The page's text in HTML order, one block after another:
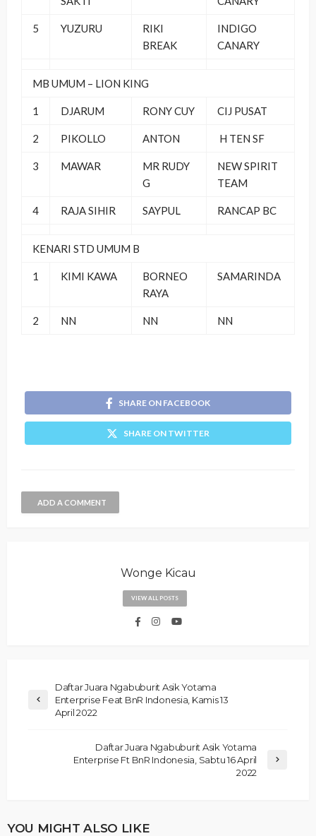
5 YUZURU
RIKI
BREAK
INDIGO
CANARY
MB UMUM – LION KING
1 DJARUM RONY CUY CIJ PUSAT
2 PIKOLLO ANTON H TEN SF
3 MAWAR
MR RUDY
G
NEW SPIRIT
TEAM
4 RAJA SIHIR SAYPUL RANCAP BC
KENARI STD UMUM B
1 KIMI KAWA
BORNEO
RAYA
SAMARINDA
2 NN NN NN
SHARE ON FACEBOOK
SHARE ON TWITTER
ADD A COMMENT
Wonge Kicau
VIEW ALL POSTS
Daftar Juara Ngabuburit Asik Yotama
Enterprise Feat BnR Indonesia, Kamis 13
April 2022
Daftar Juara Ngabuburit Asik Yotama
Enterprise Ft BnR Indonesia, Sabtu 16 April
2022
YOU MIGHT ALSO LIKE